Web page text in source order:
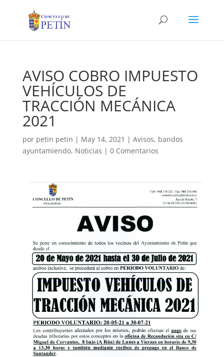
AVISO COBRO IMPUESTO
VEHÍCULOS DE
TRACCIÓN MECÁNICA
2021
por petin petin | May 14, 2021 | Avisos, bandos
ayuntamiendo, Noticias | 0 Comentarios